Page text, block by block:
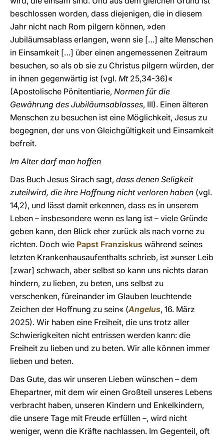
beschlossen worden, dass diejenigen, die in diesem
Jahr nicht nach Rom pilgern können, »den
Jubiläumsablass erlangen, wenn sie […] alte Menschen
in Einsamkeit […] über einen angemessenen Zeitraum
besuchen, so als ob sie zu Christus pilgern würden, der
in ihnen gegenwärtig ist (vgl. Mt25,34-36)«
(Apostolische Pönitentiarie, Normen für die
Gewährung des Jubiläumsablasses, III). Einen älteren
Menschen zu besuchen ist eine Möglichkeit, Jesus zu
begegnen, der uns von Gleichgültigkeit und Einsamkeit
befreit.
Im Alter darf man hoffen
Das Buch Jesus Sirach sagt, dass denen Seligkeit
zuteilwird, die ihre Hoffnung nicht verloren haben (vgl.
14,2), und lässt damit erkennen, dass es in unserem
Leben – insbesondere wenn es lang ist – viele Gründe
geben kann, den Blick eher zurück als nach vorne zu
richten. Doch wie Papst Franziskus während seines
letzten Krankenhausaufenthalts schrieb, ist »unser Leib
[zwar] schwach, aber selbst so kann uns nichts daran
hindern, zu lieben, zu beten, uns selbst zu
verschenken, füreinander im Glauben leuchtende
Zeichen der Hoffnung zu sein« (Angelus, 16. März
2025). Wir haben eine Freiheit, die uns trotz aller
Schwierigkeiten nicht entrissen werden kann: die
Freiheit zu lieben und zu beten. Wir alle können immer
lieben und beten.
Das Gute, das wir unseren Lieben wünschen – dem
Ehepartner, mit dem wir einen Großteil unseres Lebens
verbracht haben, unseren Kindern und Enkelkindern,
die unsere Tage mit Freude erfüllen –, wird nicht
weniger, wenn die Kräfte nachlassen. Im Gegenteil, oft